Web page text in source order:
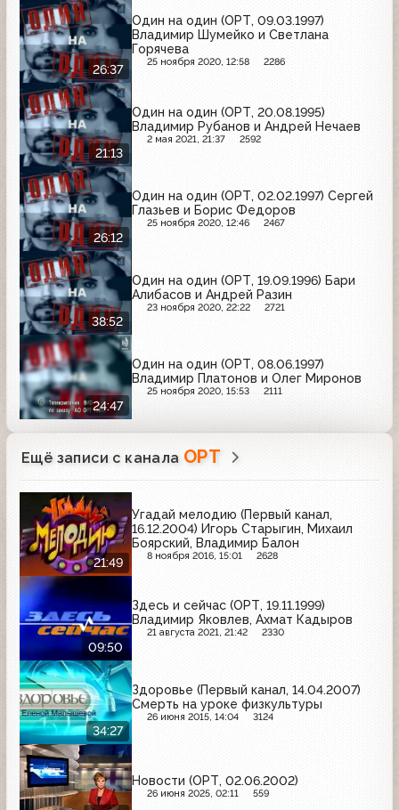
26:37
Один на один (ОРТ, 09.03.1997)
Владимир Шумейко и Светлана
Горячева
25 ноября 2020, 12:58 2286
21:13
Один на один (ОРТ, 20.08.1995)
Владимир Рубанов и Андрей Нечаев
2 мая 2021, 21:37 2592
26:12
Один на один (ОРТ, 02.02.1997) Сергей
Глазьев и Борис Федоров
25 ноября 2020, 12:46 2467
38:52
Один на один (ОРТ, 19.09.1996) Бари
Алибасов и Андрей Разин
23 ноября 2020, 22:22 2721
24:47
Один на один (ОРТ, 08.06.1997)
Владимир Платонов и Олег Миронов
25 ноября 2020, 15:53 2111
Ещё записи с канала ОРТ
21:49
Угадай мелодию (Первый канал,
16.12.2004) Игорь Старыгин, Михаил
Боярский, Владимир Балон
8 ноября 2016, 15:01 2628
09:50
Здесь и сейчас (ОРТ, 19.11.1999)
Владимир Яковлев, Ахмат Кадыров
21 августа 2021, 21:42 2330
34:27
Здоровье (Первый канал, 14.04.2007)
Смерть на уроке физкультуры
26 июня 2015, 14:04 3124
Новости (ОРТ, 02.06.2002)
26 июня 2025, 02:11 559